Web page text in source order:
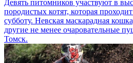
Девять питомников участвуют в
породистых котят, которая
субботу. Невская маскарадная
другие не менее очаровательные
Томск.